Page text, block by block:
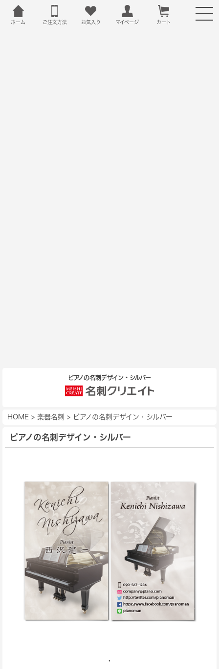
ホーム ご注文方法 お気入り マイページ カート
ピアノの名刺デザイン・シルバー
HOME > 楽器名刺 > ピアノの名刺デザイン・シルバー
ピアノの名刺デザイン・シルバー